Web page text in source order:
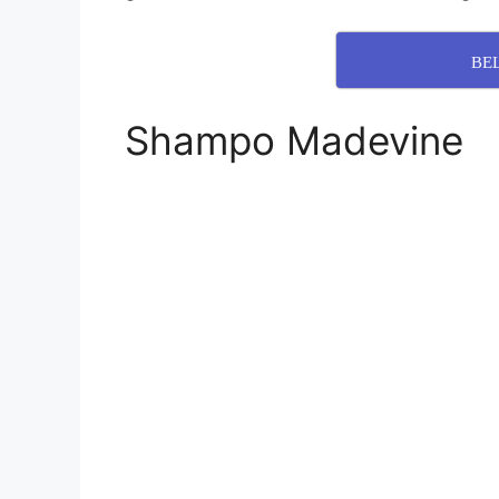
Shampo Madevine